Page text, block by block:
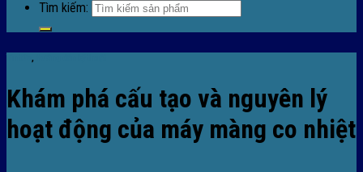
Tìm kiếm:
,
Khám phá cấu tạo và nguyên lý
hoạt động của máy màng co nhiệt